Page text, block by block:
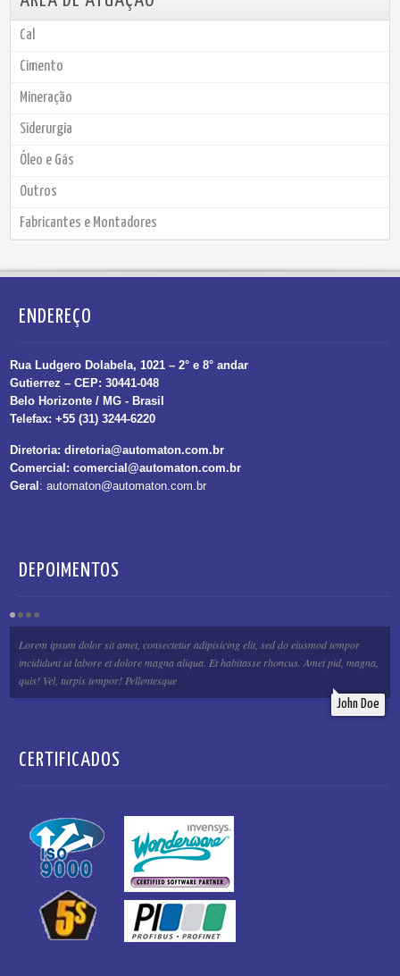
Cal
Cimento
Mineração
Siderurgia
Óleo e Gás
Outros
Fabricantes e Montadores
ENDEREÇO
Rua Ludgero Dolabela, 1021 – 2° e 8° andar
Gutierrez – CEP: 30441-048
Belo Horizonte / MG - Brasil
Telefax: +55 (31) 3244-6220
Diretoria:diretoria@automaton.com.br
Comercial:comercial@automaton.com.br
Geral:automaton@automaton.com.br
DEPOIMENTOS
Lorem ipsum dolor sit amet, consectetur adipisicing elit, sed do eiusmod tempor
incididunt ut labore et dolore magna aliqua. Et habitasse rhoncus. Amet pid, magna,
quis! Vel, turpis tempor! Pellentesque
John Doe
CERTIFICADOS